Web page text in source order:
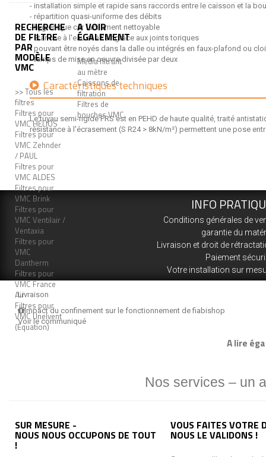
RECHERCHE
DE FILTRE
PAR
MODÈLE
VMC
>> Tous les
filtres
Filtres pour
VMC HELIOS
Filtres pour
VMC Zehnder
/ PAUL
Filtres pour
VMC ALDES
Filtres pour
VMC Brink
Filtres pour
VMC Ventilair /
Ventaxia
Filtres pour
VMC
Dantherm
Filtres pour
VMC France
Air
Filtres pour
VMC Unelvent
(Equation)
A VOIR
ÉGALEMENT
Média filtrant
au mètre
Caissons de
filtration
Filtres de
bouches VMC
A lire
Nos services – un
SUR MESURE -
NOUS NOUS OCCUPONS DE TOUT
!
VOUS FAITES VOTRE
NOUS LE VALIDONS !
- installation simple et rapide sans raccords entre le caisson et la
- répartition quasi-uniforme des débits
- hygiénique car facilement nettoyable
- Etanche à l'eau et à l'air grâce aux joints toriques
- pouvant être noyés dans la dalle ou intégrés en faux-plafond ou
- temps de mise en oeuvre divisée par deux
Caractéristiques techniques
Le tuyau semi-rigide FRS est en PEHD de haute qualité, traité
résistance à l'écrasement (S R24 > 8kN/m²) permettent une pose
INFO
Conditions générales de
garantie du
Livraison et droit de
Paiement
Votre installation sur
Livraison
Impact du confinement sur le fonctionnement de fiabishop
Voir le communiqué